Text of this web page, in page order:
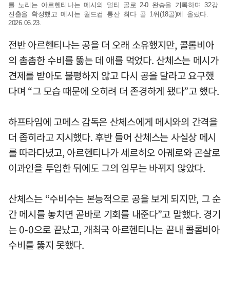
를 노리는 아르헨티나는 메시의 멀티 골로 2-0 완승을 기록하며 32강
진출을 확정했고 메시는 월드컵 통산 최다 골 1위(18골)에 올랐다.
2026.06.23.
전반 아르헨티나는 공을 더 오래 소유했지만, 콜롬비아
의 촘촘한 수비를 뚫는 데 애를 먹었다. 산체스는 메시가
견제를 받아도 불평하지 않고 다시 공을 달라고 요구했
다며 “그 모습 때문에 오히려 더 존경하게 됐다”고 했다.
하프타임에 고메스 감독은 산체스에게 메시와의 간격을
더 좁히라고 지시했다. 후반 들어 산체스는 사실상 메시
를 따라다녔고, 아르헨티나가 세르히오 아궤로와 곤살로
이과인을 투입한 뒤에도 그의 임무는 바뀌지 않았다.
산체스는 “수비수는 본능적으로 공을 보게 되지만, 그 순
간 메시를 놓치면 곧바로 기회를 내준다”고 말했다. 경기
는 0-0으로 끝났고, 개최국 아르헨티나는 끝내 콜롬비아
수비를 뚫지 못했다.